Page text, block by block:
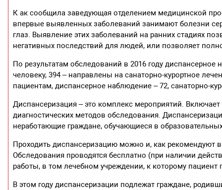
К ак сообщила заведующая отделением медицинской
впервые выявленных заболеваний занимают болезни
глаз. Выявление этих заболеваний на ранних стадиях
негативных последствий для людей, или позволяет
По результатам обследований в 2016 году
человеку, 394 – направлены на санаторно-курортное
пациентам, диспансерное наблюдение – 72, санаторно-
Диспансеризация – это комплекс мероприятий.
диагностических методов обследования.
неработающие граждане, обучающиеся в
Проходить диспансеризацию можно и, как рекомендуют
Обследования проводятся бесплатно (при наличии
работы, в том лечебном учреждении, к которому пациент
В этом году диспансеризации подлежат граждане,